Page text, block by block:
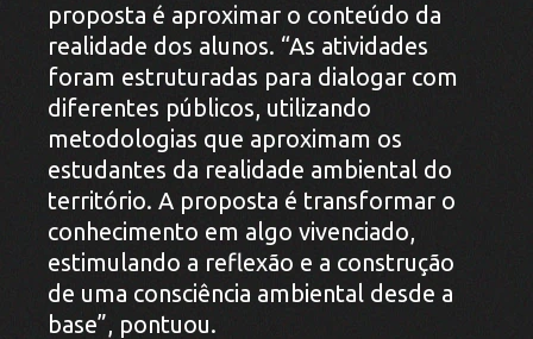
proposta é aproximar o conteúdo da
realidade dos alunos. “As atividades
foram estruturadas para dialogar com
diferentes públicos, utilizando
metodologias que aproximam os
estudantes da realidade ambiental do
território. A proposta é transformar o
conhecimento em algo vivenciado,
estimulando a reflexão e a construção
de uma consciência ambiental desde a
base”, pontuou.